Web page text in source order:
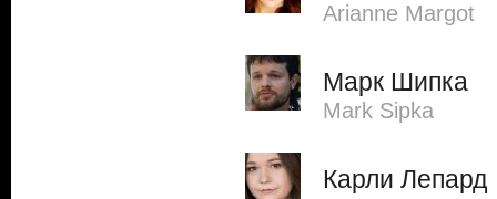
Arianne Margot
Марк Шипка
Mark Sipka
Карли Лепард